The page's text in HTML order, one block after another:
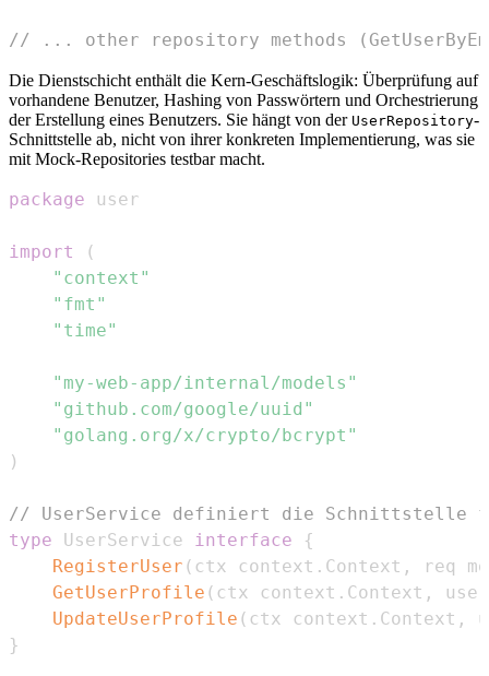
// ... other repository methods
Die Dienstschicht enthält die Kern-Geschäftslogik: Überprüfung auf
vorhandene Benutzer, Hashing von Passwörtern und Orchestrierung
der Erstellung eines Benutzers. Sie hängt von der UserRepository-
Schnittstelle ab, nicht von ihrer konkreten Implementierung, was sie
mit Mock-Repositories testbar macht.
package
import
(
"context"
"fmt"
"time"
"my-web-app/internal/models"
"github.com/google/uuid"
"golang.org/x/crypto/bcrypt"
)
// UserService definiert die Schnittstelle
type UserService interface
{
RegisterUser ( ctx context . Context ,
req
GetUserProfile ( ctx context . Context ,
UpdateUserProfile ( ctx context . Context ,
}